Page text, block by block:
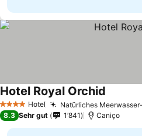
4 Sterne Hotel Natürliches
Hotel Royal Orchid
8.3 Sehr gut 1’841 Caniço